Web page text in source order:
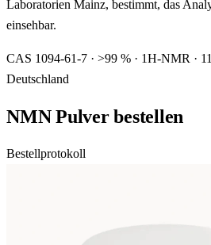
Laboratorien Mainz, bestimmt, das
einsehbar.
CAS 1094-61-7 · >99 % · 1H-NMR ·
Deutschland
NMN Pulver bestellen
Bestellprotokoll